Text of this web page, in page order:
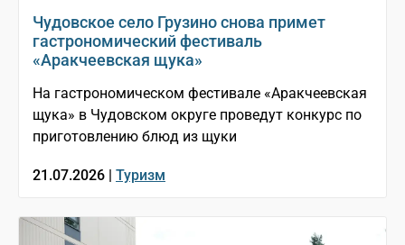
Чудовское село Грузино снова примет
гастрономический фестиваль
«Аракчеевская щука»
На гастрономическом фестивале «Аракчеевская
щука» в Чудовском округе проведут конкурс по
приготовлению блюд из щуки
21.07.2026 | Туризм